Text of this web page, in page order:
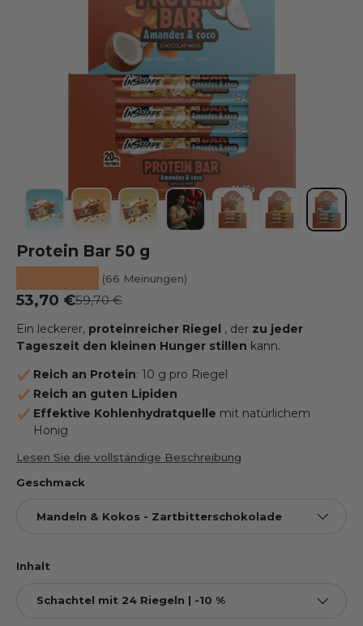
Bild 3 in die Galerieansicht laden
Bild 4 in die Galerieansicht
Bild 5 in dieBild 6 in die
Bild 7
Protein Bar 50 g
(66 Meinungen)
Ausverkaufspreis
53,70 €Üblicher Preis
59,70 €
Ein leckerer, proteinreicher Riegel , der zu jeder
Tageszeit den kleinen Hunger stillen kann.
Reich an Protein: 10 g pro Riegel
Reich an guten Lipiden
Effektive Kohlenhydratquelle mit natürlichem
Honig
Lesen Sie die vollständige Beschreibung
Geschmack
Mandeln & Kokos - Zartbitterschokolade
Inhalt
Schachtel mit 24 Riegeln | -10 %